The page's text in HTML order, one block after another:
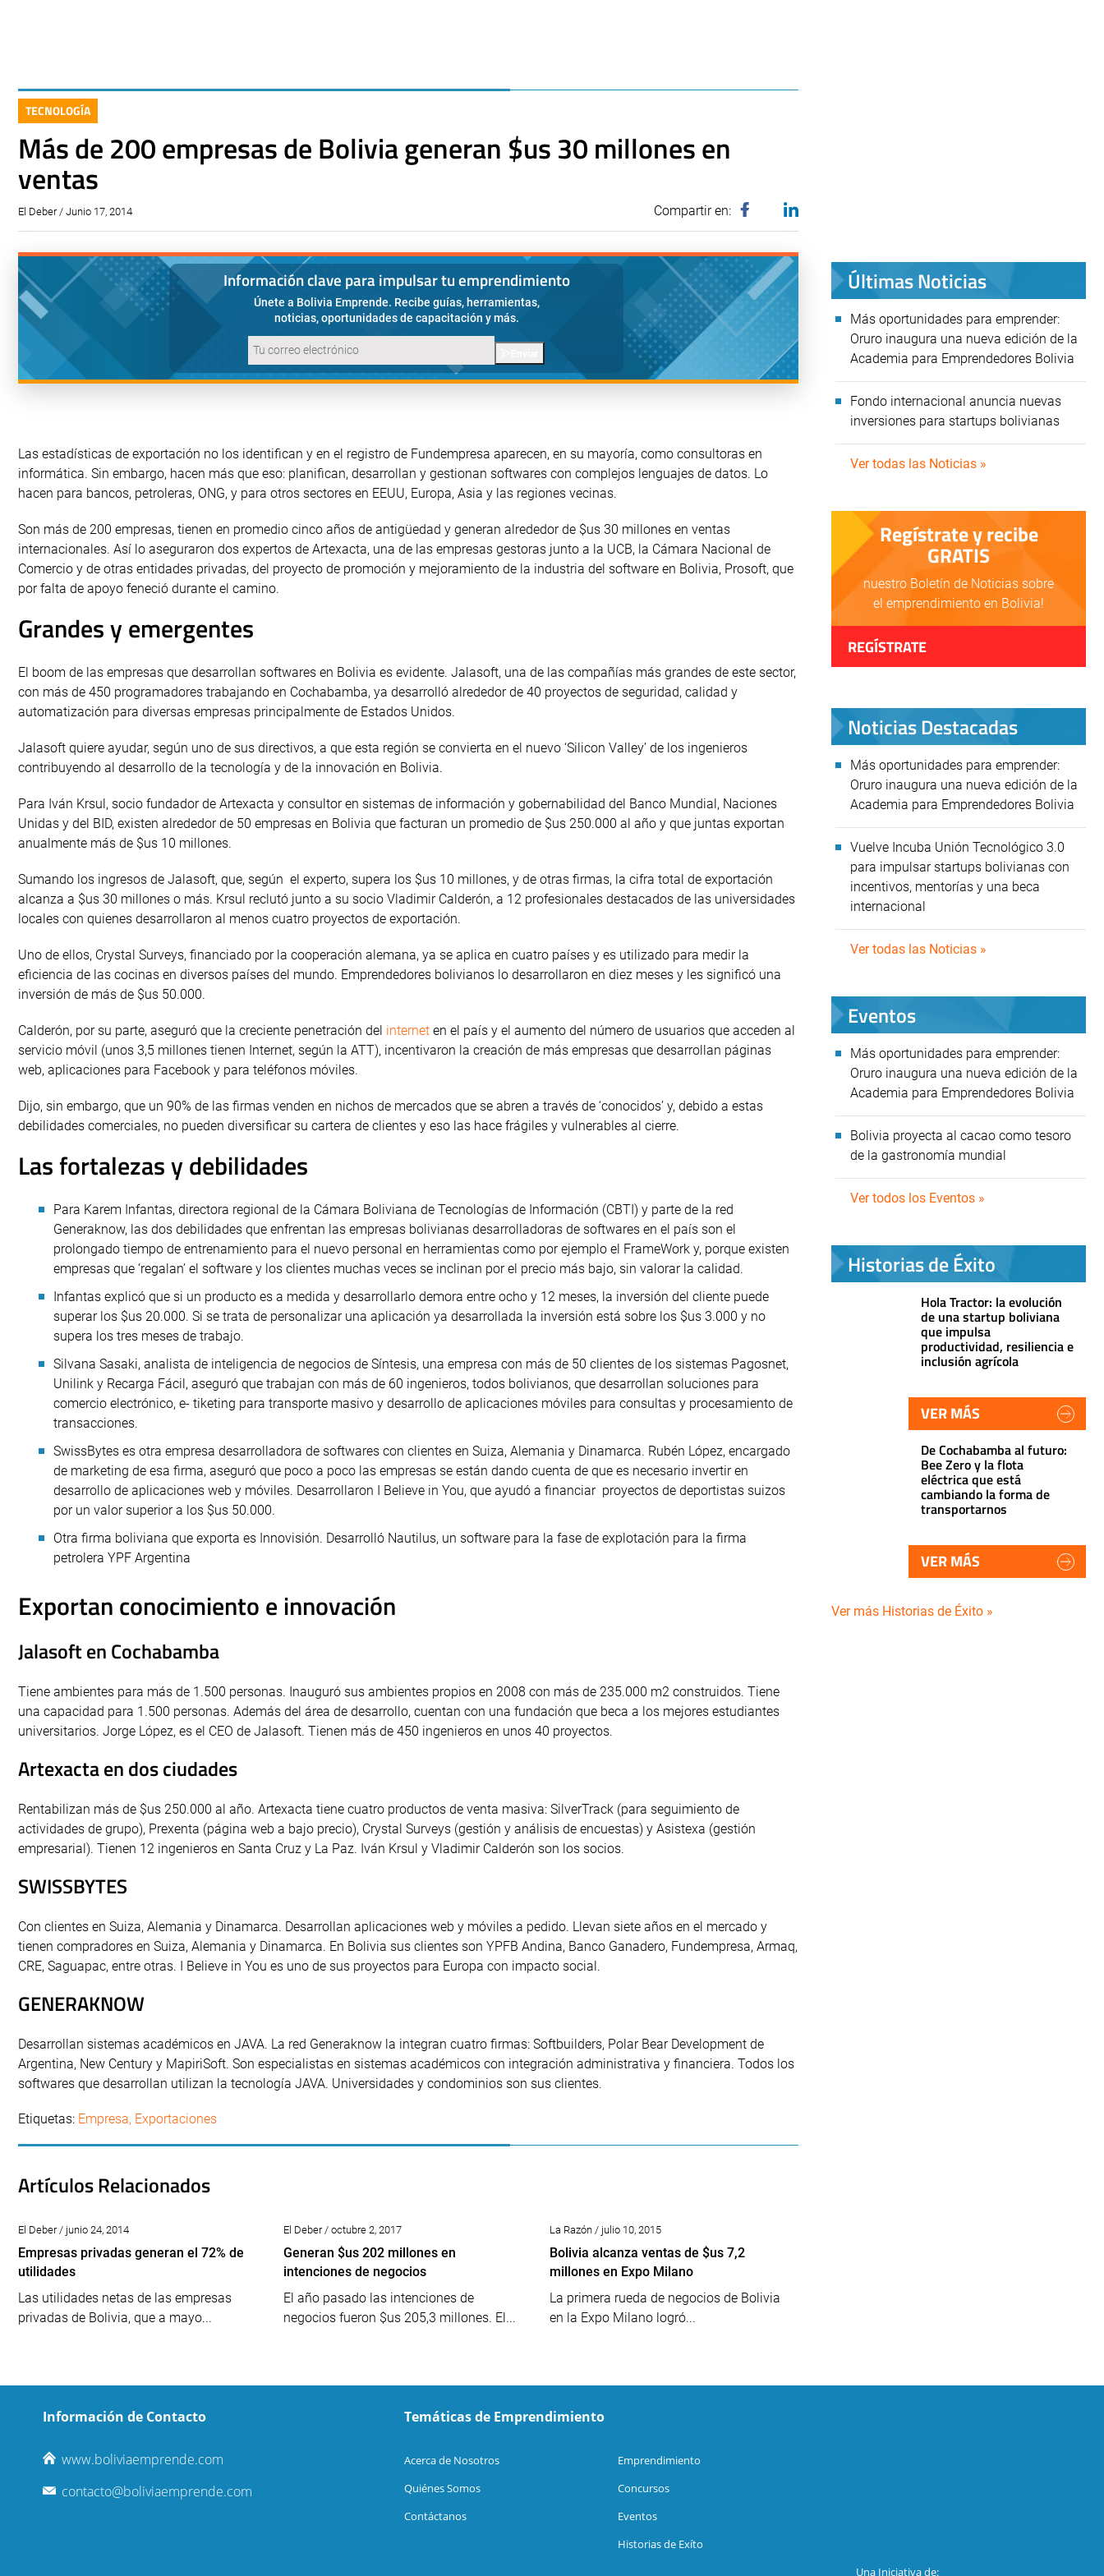
TECNOLOGÍA
Más de 200 empresas de Bolivia generan $us 30 millones en
ventas
El Deber / Junio 17, 2014 Compartir en:
Información clave para impulsar tu emprendimiento
Únete a Bolivia Emprende. Recibe guías, herramientas,
noticias, oportunidades de capacitación y más.
Las estadísticas de exportación no los identifican y en el registro de Fundempresa aparecen, en su mayoría, como consultoras en
informática. Sin embargo, hacen más que eso: planifican, desarrollan y gestionan softwares con complejos lenguajes de datos. Lo
hacen para bancos, petroleras, ONG, y para otros sectores en EEUU, Europa, Asia y las regiones vecinas.
Son más de 200 empresas, tienen en promedio cinco años de antigüedad y generan alrededor de $us 30 millones en ventas
internacionales. Así lo aseguraron dos expertos de Artexacta, una de las empresas gestoras junto a la UCB, la Cámara Nacional de
Comercio y de otras entidades privadas, del proyecto de promoción y mejoramiento de la industria del software en Bolivia, Prosoft, que
por falta de apoyo feneció durante el camino.
Grandes y emergentes
El boom de las empresas que desarrollan softwares en Bolivia es evidente. Jalasoft, una de las compañías más grandes de este sector,
con más de 450 programadores trabajando en Cochabamba, ya desarrolló alrededor de 40 proyectos de seguridad, calidad y
automatización para diversas empresas principalmente de Estados Unidos.
Jalasoft quiere ayudar, según uno de sus directivos, a que esta región se convierta en el nuevo ‘Silicon Valley’ de los ingenieros
contribuyendo al desarrollo de la tecnología y de la innovación en Bolivia.
Para Iván Krsul, socio fundador de Artexacta y consultor en sistemas de información y gobernabilidad del Banco Mundial, Naciones
Unidas y del BID, existen alrededor de 50 empresas en Bolivia que facturan un promedio de $us 250.000 al año y que juntas exportan
anualmente más de $us 10 millones.
Sumando los ingresos de Jalasoft, que, según el experto, supera los $us 10 millones, y de otras firmas, la cifra total de exportación
alcanza a $us 30 millones o más. Krsul reclutó junto a su socio Vladimir Calderón, a 12 profesionales destacados de las universidades
locales con quienes desarrollaron al menos cuatro proyectos de exportación.
Uno de ellos, Crystal Surveys, financiado por la cooperación alemana, ya se aplica en cuatro países y es utilizado para medir la
eficiencia de las cocinas en diversos países del mundo. Emprendedores bolivianos lo desarrollaron en diez meses y les significó una
inversión de más de $us 50.000.
Calderón, por su parte, aseguró que la creciente penetración del internet en el país y el aumento del número de usuarios que acceden al
servicio móvil (unos 3,5 millones tienen Internet, según la ATT), incentivaron la creación de más empresas que desarrollan páginas
web, aplicaciones para Facebook y para teléfonos móviles.
Dijo, sin embargo, que un 90% de las firmas venden en nichos de mercados que se abren a través de ‘conocidos’ y, debido a estas
debilidades comerciales, no pueden diversificar su cartera de clientes y eso las hace frágiles y vulnerables al cierre.
Las fortalezas y debilidades
Para Karem Infantas, directora regional de la Cámara Boliviana de Tecnologías de Información (CBTI) y parte de la red
Generaknow, las dos debilidades que enfrentan las empresas bolivianas desarrolladoras de softwares en el país son el
prolongado tiempo de entrenamiento para el nuevo personal en herramientas como por ejemplo el FrameWork y, porque existen
empresas que ‘regalan’ el software y los clientes muchas veces se inclinan por el precio más bajo, sin valorar la calidad.
Infantas explicó que si un producto es a medida y desarrollarlo demora entre ocho y 12 meses, la inversión del cliente puede
superar los $us 20.000. Si se trata de personalizar una aplicación ya desarrollada la inversión está sobre los $us 3.000 y no
supera los tres meses de trabajo.
Silvana Sasaki, analista de inteligencia de negocios de Síntesis, una empresa con más de 50 clientes de los sistemas Pagosnet,
Unilink y Recarga Fácil, aseguró que trabajan con más de 60 ingenieros, todos bolivianos, que desarrollan soluciones para
comercio electrónico, e- tiketing para transporte masivo y desarrollo de aplicaciones móviles para consultas y procesamiento de
transacciones.
SwissBytes es otra empresa desarrolladora de softwares con clientes en Suiza, Alemania y Dinamarca. Rubén López, encargado
de marketing de esa firma, aseguró que poco a poco las empresas se están dando cuenta de que es necesario invertir en
desarrollo de aplicaciones web y móviles. Desarrollaron I Believe in You, que ayudó a financiar proyectos de deportistas suizos
por un valor superior a los $us 50.000.
Otra firma boliviana que exporta es Innovisión. Desarrolló Nautilus, un software para la fase de explotación para la firma
petrolera YPF Argentina
Exportan conocimiento e innovación
Jalasoft en Cochabamba
Tiene ambientes para más de 1.500 personas. Inauguró sus ambientes propios en 2008 con más de 235.000 m2 construidos. Tiene
una capacidad para 1.500 personas. Además del área de desarrollo, cuentan con una fundación que beca a los mejores estudiantes
universitarios. Jorge López, es el CEO de Jalasoft. Tienen más de 450 ingenieros en unos 40 proyectos.
Artexacta en dos ciudades
Rentabilizan más de $us 250.000 al año. Artexacta tiene cuatro productos de venta masiva: SilverTrack (para seguimiento de
actividades de grupo), Prexenta (página web a bajo precio), Crystal Surveys (gestión y análisis de encuestas) y Asistexa (gestión
empresarial). Tienen 12 ingenieros en Santa Cruz y La Paz. Iván Krsul y Vladimir Calderón son los socios.
SWISSBYTES
Con clientes en Suiza, Alemania y Dinamarca. Desarrollan aplicaciones web y móviles a pedido. Llevan siete años en el mercado y
tienen compradores en Suiza, Alemania y Dinamarca. En Bolivia sus clientes son YPFB Andina, Banco Ganadero, Fundempresa, Armaq,
CRE, Saguapac, entre otras. I Believe in You es uno de sus proyectos para Europa con impacto social.
GENERAKNOW
Desarrollan sistemas académicos en JAVA. La red Generaknow la integran cuatro firmas: Softbuilders, Polar Bear Development de
Argentina, New Century y MapiriSoft. Son especialistas en sistemas académicos con integración administrativa y financiera. Todos los
softwares que desarrollan utilizan la tecnología JAVA. Universidades y condominios son sus clientes.
Etiquetas: Empresa, Exportaciones
Artículos Relacionados
El Deber / junio 24, 2014
Empresas privadas generan el 72% de
utilidades
Las utilidades netas de las empresas
privadas de Bolivia, que a mayo...
El Deber / octubre 2, 2017
Generan $us 202 millones en
intenciones de negocios
El año pasado las intenciones de
negocios fueron $us 205,3 millones. El...
La Razón / julio 10, 2015
Bolivia alcanza ventas de $us 7,2
millones en Expo Milano
La primera rueda de negocios de Bolivia
en la Expo Milano logró...
Últimas Noticias
Más oportunidades para emprender:
Oruro inaugura una nueva edición de la
Academia para Emprendedores Bolivia
Fondo internacional anuncia nuevas
inversiones para startups bolivianas
Ver todas las Noticias »
Regístrate y recibe
GRATIS
nuestro Boletín de Noticias sobre
el emprendimiento en Bolivia!
REGÍSTRATE
Noticias Destacadas
Más oportunidades para emprender:
Oruro inaugura una nueva edición de la
Academia para Emprendedores Bolivia
Vuelve Incuba Unión Tecnológico 3.0
para impulsar startups bolivianas con
incentivos, mentorías y una beca
internacional
Ver todas las Noticias »
Eventos
Más oportunidades para emprender:
Oruro inaugura una nueva edición de la
Academia para Emprendedores Bolivia
Bolivia proyecta al cacao como tesoro
de la gastronomía mundial
Ver todos los Eventos »
Historias de Éxito
Hola Tractor: la evolución
de una startup boliviana
que impulsa
productividad, resiliencia e
inclusión agrícola
VER MÁS
De Cochabamba al futuro:
Bee Zero y la flota
eléctrica que está
cambiando la forma de
transportarnos
VER MÁS
Ver más Historias de Éxito »
Información de Contacto
www.boliviaemprende.com
contacto@boliviaemprende.com
Temáticas de Emprendimiento
Acerca de Nosotros
Quiénes Somos
Contáctanos
Emprendimiento
Concursos
Eventos
Historias de Exíto
Una Iniciativa de: